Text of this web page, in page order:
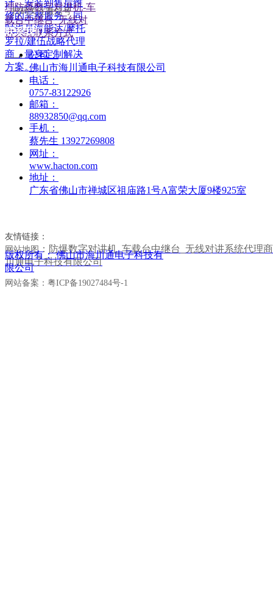
扫码关注微信号
联系我们
——
公司：
佛山市海川通电子科技有限公司
电话：
0757-83122926
邮箱：
88932850@qq.com
手机：
蔡先生 13927269808
网址：
www.hacton.com
地址：
广东省佛山市禅城区祖庙路1号A富荣大厦9楼925室
友情链接：
网站地图： 防爆数字对讲机_车载台中继台_无线对讲系统代理
川通电子科技有限公司
版权所有： 佛山市海川通电子科技有
限公司
网站备案：粤ICP备19027484号-1